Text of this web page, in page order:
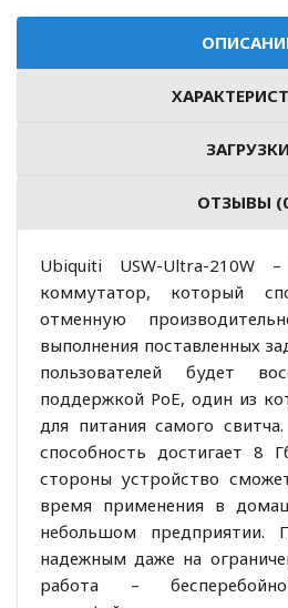
ЗАГРУЗКИ
ОТЗЫВЫ
Ubiquiti USW-Ultra-210W
коммутатор, который
отменную
выполнения поставленных
пользователей будет
поддержкой PoE, один из
для питания самого
способность достигает 8
стороны устройство
время применения в
небольшом предприятии.
надежным даже на
работа –